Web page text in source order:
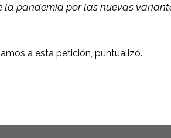
pandemia por las nuevas
a esta petición, puntualizó.